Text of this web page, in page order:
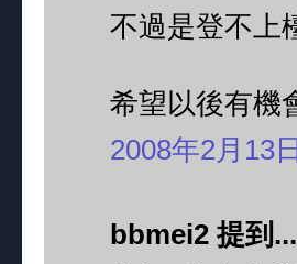
不過是登不上
希望以後有機
2008年2月13
bbmei2 提到...